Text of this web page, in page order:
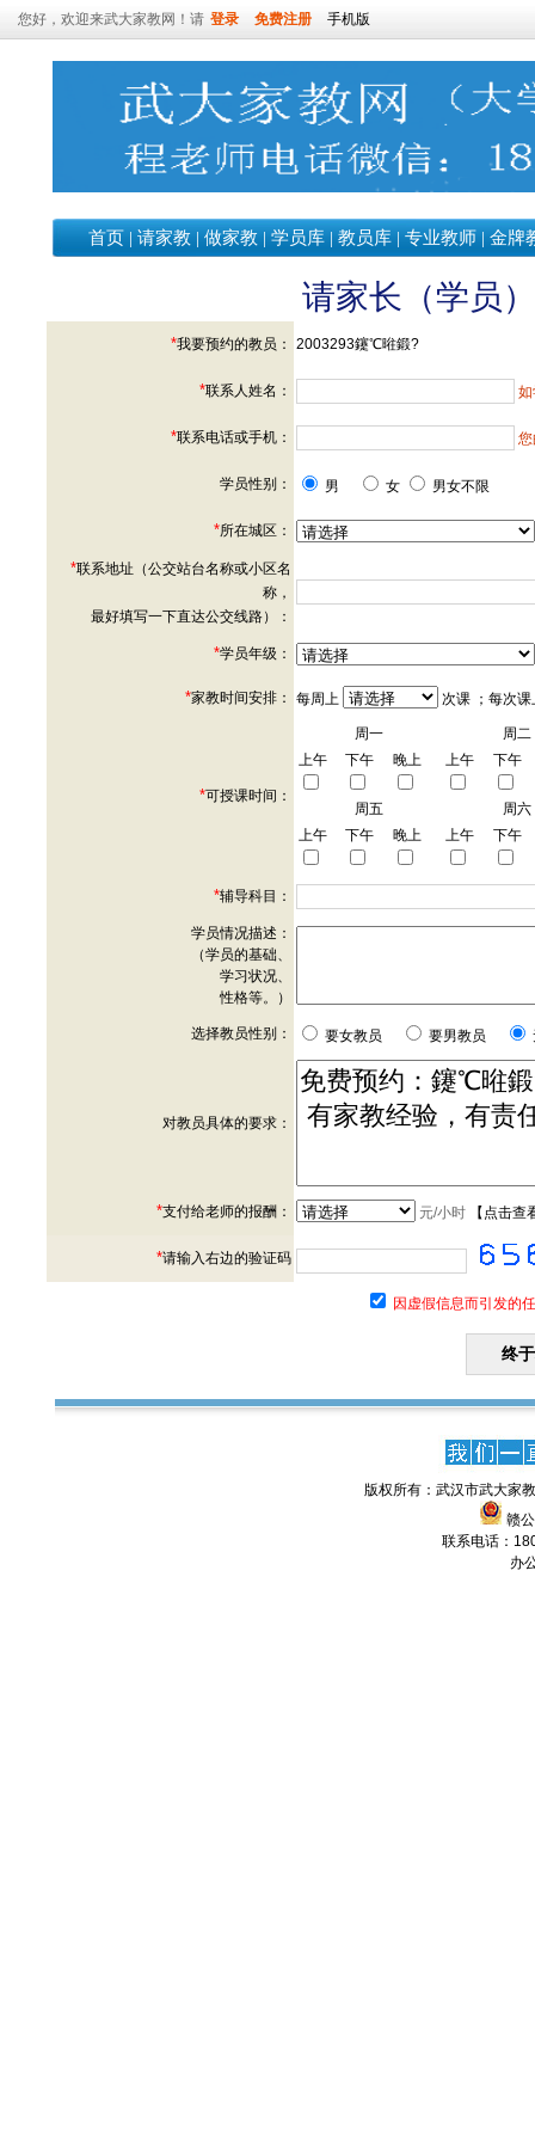
您好，欢迎来武大家教网！请 登录 免费注册 手机版
首页 | 请家教 | 做家教 | 学员库 | 教员库 | 专业教师 | 金牌
请家长（学员
*我要预约的教员： 2003293鑳℃暀鍛?
*联系人姓名：
*联系电话或手机：
学员性别： 男 女 男女不限
*所在城区：
*联系地址（公交站台名称或小区名
称，
最好填写一下直达公交线路）：
*学员年级：
*家教时间安排： 每周上 次课 ；每次
*可授课时间：
周一
周二
上午
下午 晚上 上午 下午
周五
周六
上午
下午 晚上 上午 下午
*辅导科目：
学员情况描述：
（学员的基础、
学习状况、
性格等。）
选择教员性别： 要女教员 要男教员
对教员具体的要求：
*支付给老师的报酬： 元/小时【 点击查
*请输入右边的验证码
因虚假信息而引发的
版权所有：武汉市武大家
赣
联系电话：
办